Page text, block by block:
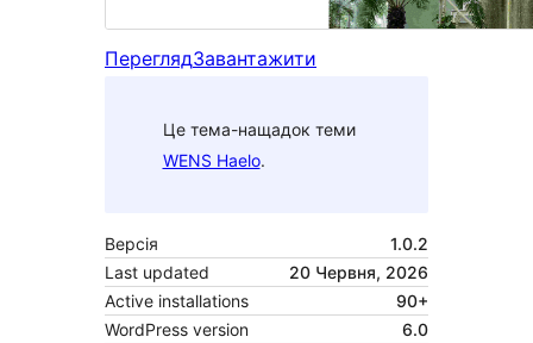
ПереглядЗавантажити
Це тема-нащадок теми
WENS Haelo.
Версія
1.0.2
Last updated
20 Червня, 2026
Active installations
90+
WordPress version
6.0